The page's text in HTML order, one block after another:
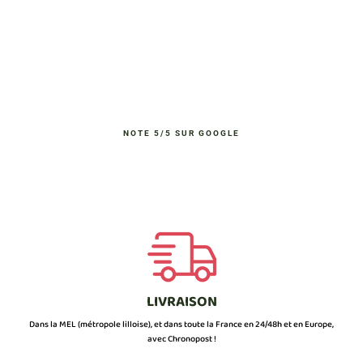
NOTE 5/5 SUR GOOGLE
LIVRAISON
Dans la MEL (métropole lilloise), et dans toute la France en 24/48h et en Europe,
avec Chronopost !